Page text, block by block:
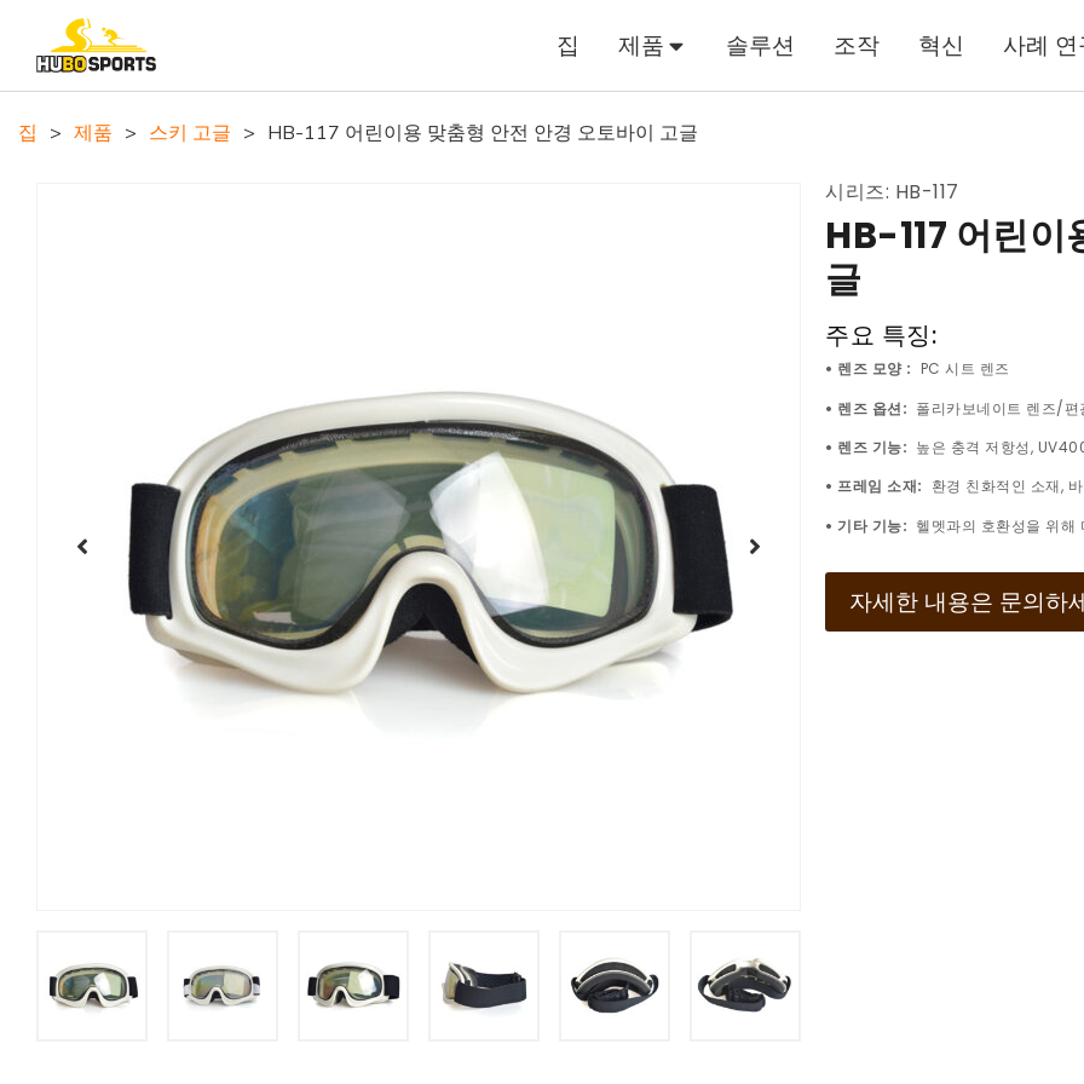
집 제품 솔루션 조작 혁신 사례 연
집 > 제품 > 스키 고글 > HB-117 어린이용 맞춤형 안전 안경 오토바이 고글
시리즈: HB-117
HB-117 어린이
글
주요 특징:
• 렌즈 모양 : PC 시트 렌즈
• 렌즈 옵션: 폴리카보네이트 렌즈/
• 렌즈 기능: 높은 충격 저항성,
• 프레임 소재: 환경 친화적인 소재,
• 기타 기능: 헬멧과의 호환성을 위해
자세한 내용은 문의하